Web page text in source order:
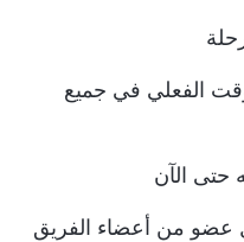
الفعلي في جميع
حتى الآن
عضو من أعضاء الفريق